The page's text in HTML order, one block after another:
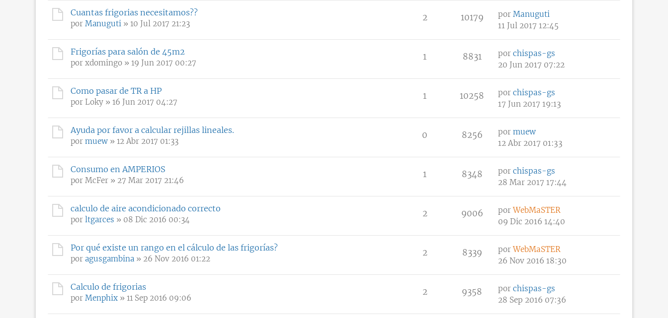
Cuantas frigorias necesitamos??
por Manuguti » 10 Jul 2017 21:23
2 10179 por Manuguti
11 Jul 2017 12:45
Frigorías para salón de 45m2
por xdomingo » 19 Jun 2017 00:27
1 8831 por chispas-gs
20 Jun 2017 07:22
Como pasar de TR a HP
por Loky » 16 Jun 2017 04:27
1 10258 por chispas-gs
17 Jun 2017 19:13
Ayuda por favor a calcular rejillas lineales.
por muew » 12 Abr 2017 01:33
0 8256 por muew
12 Abr 2017 01:33
Consumo en AMPERIOS
por McFer » 27 Mar 2017 21:46
1 8348 por chispas-gs
28 Mar 2017 17:44
calculo de aire acondicionado correcto
por ltgarces » 08 Dic 2016 00:34
2 9006 porWebMaSTER
09 Dic 2016 14:40
Por qué existe un rango en el cálculo de las frigorías?
por agusgambina » 26 Nov 2016 01:22
2 8339 porWebMaSTER
26 Nov 2016 18:30
Calculo de frigorias
por Menphix » 11 Sep 2016 09:06
2 9358 por chispas-gs
28 Sep 2016 07:36